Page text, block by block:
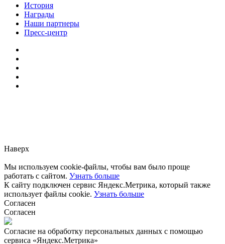
История
Награды
Наши партнеры
Пресс-центр
Наверх
Мы используем cookie-файлы, чтобы вам было проще
работать с сайтом. Узнать больше
К сайту подключен сервис Яндекс.Метрика, который также
использует файлы cookie. Узнать больше
Согласен
Согласен
Согласие на обработку персональных данных с помощью
сервиса «Яндекс.Метрика»